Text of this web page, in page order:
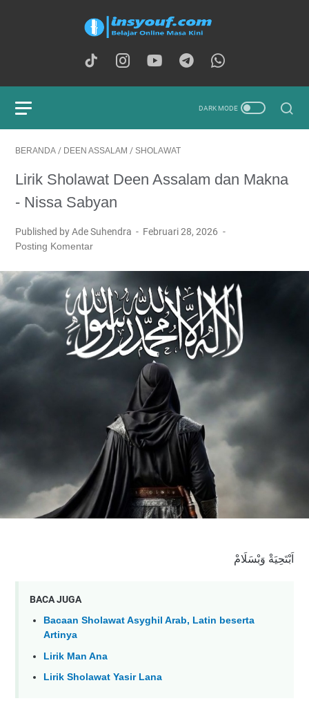
BERANDA / DEEN ASSALAM / SHOLAWAT
Lirik Sholawat Deen Assalam dan Makna
- Nissa Sabyan
Published by Ade Suhendra
Februari 28, 2026
Posting Komentar
اَبْتَحِيَةْ وَبْسَلَامْ
BACA JUGA
Bacaan Sholawat Asyghil Arab, Latin beserta
Artinya
Lirik Man Ana
Lirik Sholawat Yasir Lana